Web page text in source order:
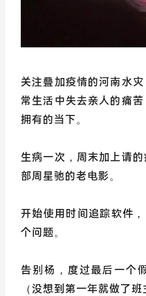
关注叠加疫情的河南水
常生活中失去亲人的痛
拥有的当下。
生病一次，周末加上请
部周星驰的老电影。
开始使用时间追踪软件
个问题。
告别杨，度过最后一个
（没想到第一年就做了班